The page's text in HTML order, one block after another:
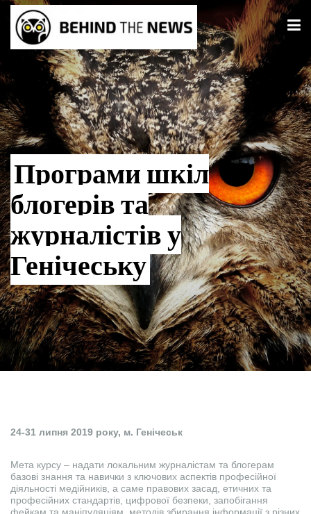
Програми шкіл
блогерів та
журналістів у
Генічеську
24-31 липня 2019 року, м. Генічеськ
Мета курсу – надати локальним журналістам та блогерам
базові знання та навички з ключових аспектів професійної
діяльності медійників, а саме правових засад, етичних та
професійних стандартів, цифрової безпеки, запобігання